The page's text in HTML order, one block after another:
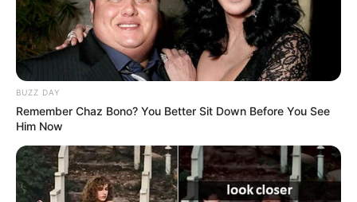
Rezepte
und voller Protein!
Verführerisch lecker: Quark-Vanille-
Pfannkuchen ohne Mehl in nur 5 Minuten!
DEI BESTEN HAUSGEMACHTEN EISBEIN
BUZZ DAY
Remember Chaz Bono? You Better Sit Down Before You See
Him Now